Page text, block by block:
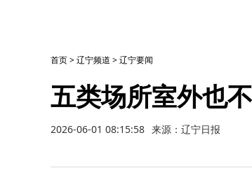
首页>辽宁频道 >辽宁要闻
五类场所室外也
2026-06-01 08:15:58 来源：辽宁日报